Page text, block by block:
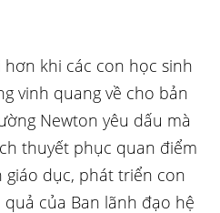
hơn khi các con học sinh
vinh quang về cho bản
Newton yêu dấu mà
thuyết phục quan điểm
dục, phát triển con
của Ban lãnh đạo hệ